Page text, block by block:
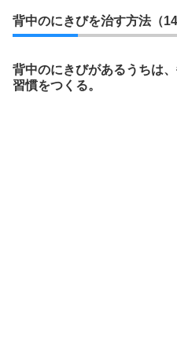
背中のにきびを治す方法（14
背中のにきびがあるうちは
習慣をつくる。